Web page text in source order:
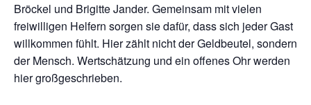
Bröckel und Brigitte Jander. Gemeinsam mit vielen
freiwilligen Helfern sorgen sie dafür, dass sich jeder Gast
willkommen fühlt. Hier zählt nicht der Geldbeutel, sondern
der Mensch. Wertschätzung und ein offenes Ohr werden
hier großgeschrieben.